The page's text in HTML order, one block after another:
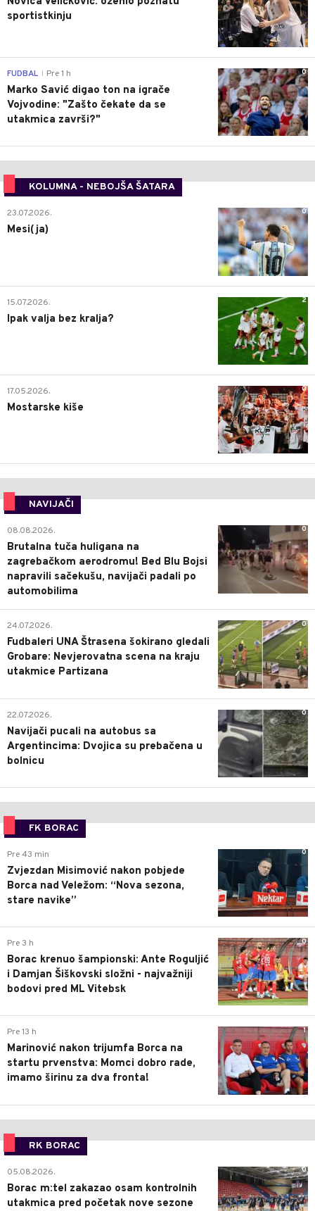
sportistkinju
0
FUDBAL Pre 1 h
Marko Savić digao ton na igrače
Vojvodine: "Zašto čekate da se
utakmica završi?"
KOLUMNA - NEBOJŠA ŠATARA
0
23.07.2026.
Mesi(ja)
2
15.07.2026.
Ipak valja bez kralja?
0
17.05.2026.
Mostarske kiše
NAVIJAČI
0
08.08.2026.
Brutalna tuča huligana na
zagrebačkom aerodromu! Bed Blu Bojsi
napravili sačekušu, navijači padali po
automobilima
0
24.07.2026.
Fudbaleri UNA Štrasena šokirano gledali
Grobare: Nevjerovatna scena na kraju
utakmice Partizana
0
22.07.2026.
Navijači pucali na autobus sa
Argentincima: Dvojica su prebačena u
bolnicu
FK BORAC
0
Pre 43 min
Zvjezdan Misimović nakon pobjede
Borca nad Veležom: “Nova sezona,
stare navike”
0
Pre 3 h
Borac krenuo šampionski: Ante Roguljić
i Damjan Šiškovski složni - najvažniji
bodovi pred ML Vitebsk
1
Pre 13 h
Marinović nakon trijumfa Borca na
startu prvenstva: Momci dobro rade,
imamo širinu za dva fronta!
RK BORAC
0
05.08.2026.
Borac m:tel zakazao osam kontrolnih
utakmica pred početak nove sezone